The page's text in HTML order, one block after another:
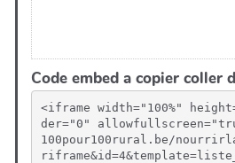
Code embed a copier coller
<iframe width="100%"
der="0"
100pour100rural.be/